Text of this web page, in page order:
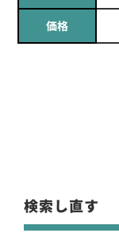
価格
検索し直す